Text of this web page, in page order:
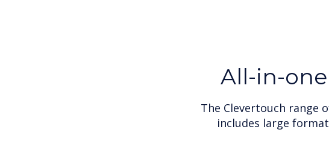
All-in-
The Clevertouch range
includes large